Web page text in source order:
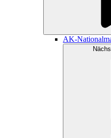
AK-